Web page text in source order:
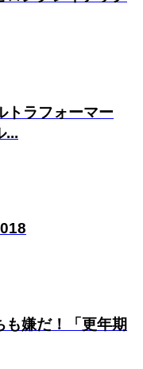
トラフォーマー
...
も嫌だ！「更年期